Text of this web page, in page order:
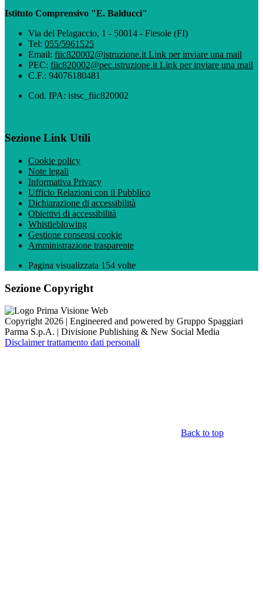
Istituto Comprensivo "E. Balducci"
Via del Pelagaccio, 1 - 50014 - Fiesole (FI)
Tel: 055/5961525
Email: fiic820002@istruzione.it Link per inviare una mail
PEC: fiic820002@pec.istruzione.it Link per inviare una mail
C.F.: 94076180481
Cod. IPA: istsc_fiic820002
Sezione Link Utili
Cookie policy
Note legali
Informativa Privacy
Ufficio Relazioni con il Pubblico
Dichiarazione di accessibilità
Obiettivi di accessibilità
Whistleblowing
Gestione consensi cookie
Amministrazione trasparente
Pagina visualizzata 154 volte
Sezione Copyright
Copyright 2026 | Engineered and powered by Gruppo Spaggiari
Parma S.p.A. | Divisione Publishing & New Social Media
Disclaimer trattamento dati personali
Back to top